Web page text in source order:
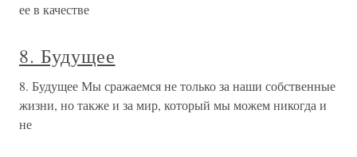
ее в качестве
8. Будущее
8. Будущее Мы сражаемся не только за наши собственные
жизни, но также и за мир, который мы можем никогда и
не